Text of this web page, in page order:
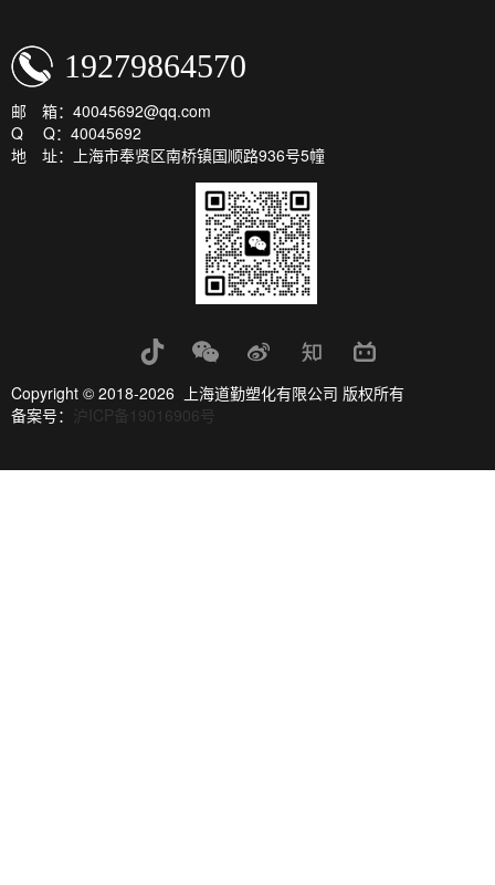
19279864570
邮 箱：40045692@qq.com
Q Q：40045692
地 址：上海市奉贤区南桥镇国顺路936号5幢
Copyright © 2018-2026 上海道勤塑化有限公司 版权所有
备案号： 沪ICP备19016906号